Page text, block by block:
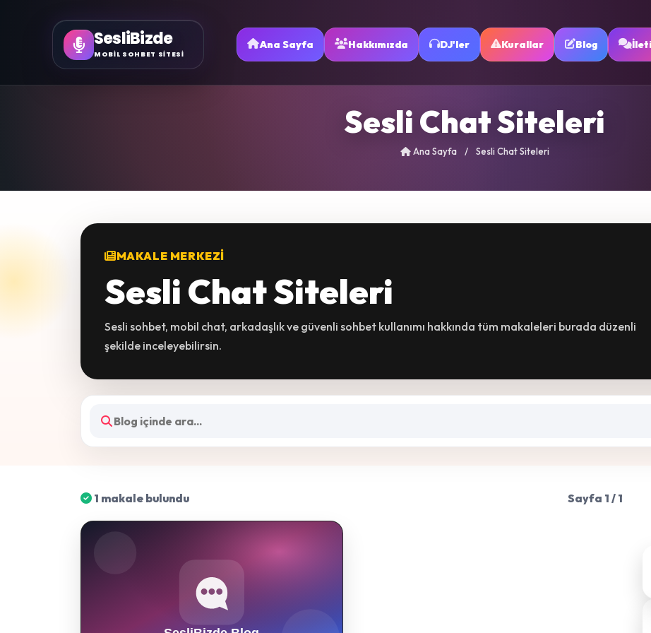
SesliBizde
MOBİL SOHBET SİTESİ
Ana Sayfa Hakkımızda DJ'ler Kurallar Blog
Sesli Chat Siteleri
Ana Sayfa / Sesli Chat Siteleri
MAKALE MERKEZI
Sesli Chat Siteleri
Sesli sohbet, mobil chat, arkadaşlık ve güvenli sohbet kullanımı hakkında tüm makaleleri burada düzenli
şekilde inceleyebilirsin.
1 makale bulundu Sayfa 1 / 1